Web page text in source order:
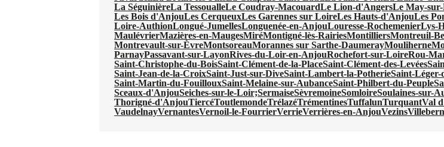
La SéguinièreLa TessoualleLe Coudray-MacouardLe Lion-d'AngersLe May-
Les Bois d'AnjouLes CerqueuxLes Garennes sur LoireLes Hauts-d'AnjouLes
Loire-AuthionLongué-JumellesLonguenée-en-AnjouLouresse-RochemenierLys-
MaulévrierMazières-en-MaugesMiréMontigné-lès-RairiesMontilliersMontreuil-
Montrevault-sur-ÈvreMontsoreauMorannes sur Sarthe-DaumerayMouliherne
ParnayPassavant-sur-LayonRives-du-Loir-en-AnjouRochefort-sur-LoireRou-
Saint-Christophe-du-BoisSaint-Clément-de-la-PlaceSaint-Clément-des-Levées
Saint-Jean-de-la-CroixSaint-Just-sur-DiveSaint-Lambert-la-PotherieSaint-Léger-
Saint-Martin-du-FouillouxSaint-Melaine-sur-AubanceSaint-Philbert-du-Peuple
Sceaux-d'AnjouSeiches-sur-le-Loir;SermaiseSèvremoineSomloireSoulaines-sur-
Thorigné-d'AnjouTiercéToutlemondeTrélazéTrémentinesTuffalunTurquantVal
VaudelnayVernantesVernoil-le-FourrierVerrieVerrières-en-AnjouVezins